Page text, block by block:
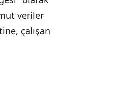
veriler
çalışan